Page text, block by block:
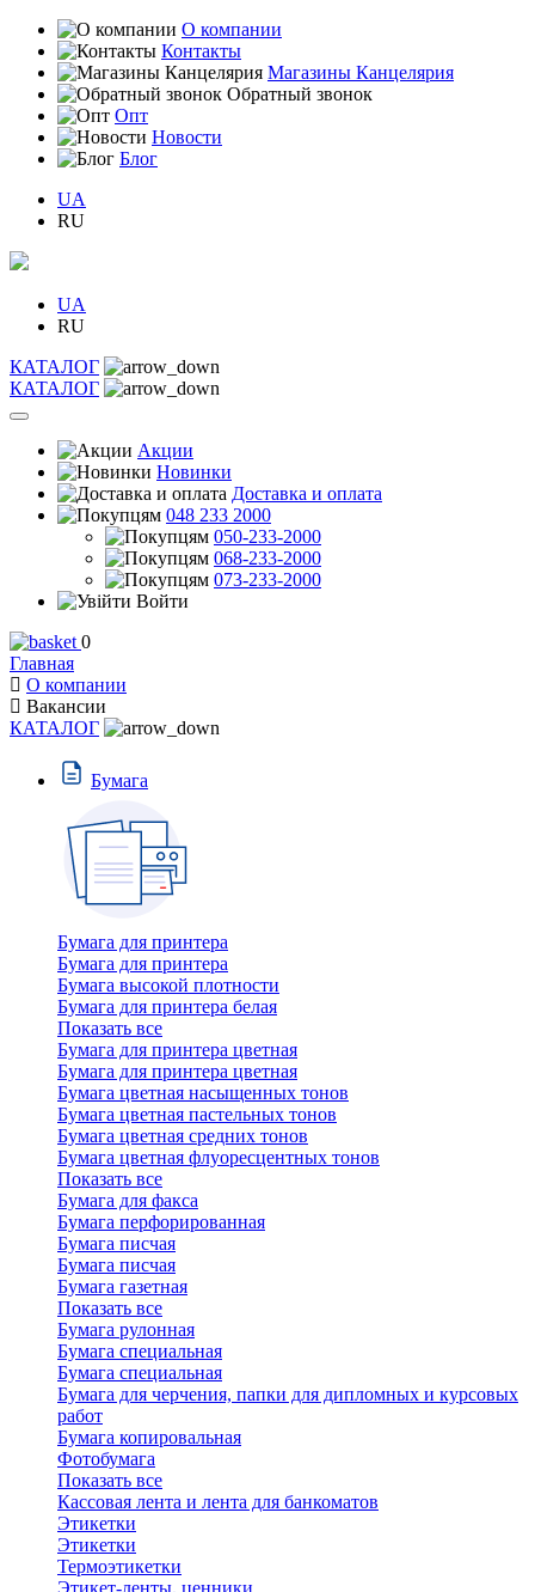
О компании
Контакты
Магазины Канцелярия
Обратный звонок
Опт
Новости
Блог
UA
RU
UA
RU
КАТАЛОГ
КАТАЛОГ
Акции
Новинки
Доставка и оплата
048 233 2000
050-233-2000
068-233-2000
073-233-2000
Войти
0
Главная
О компании
Вакансии
КАТАЛОГ
Бумага
Бумага для принтера
Бумага для принтера
Бумага высокой плотности
Бумага для принтера белая
Показать все
Бумага для принтера цветная
Бумага для принтера цветная
Бумага цветная насыщенных тонов
Бумага цветная пастельных тонов
Бумага цветная средних тонов
Бумага цветная флуоресцентных тонов
Показать все
Бумага для факса
Бумага перфорированная
Бумага писчая
Бумага писчая
Бумага газетная
Показать все
Бумага рулонная
Бумага специальная
Бумага специальная
Бумага для черчения, папки для дипломных и курсовых
работ
Бумага копировальная
Фотобумага
Показать все
Кассовая лента и лента для банкоматов
Этикетки
Этикетки
Термоэтикетки
Этикет-ленты, ценники